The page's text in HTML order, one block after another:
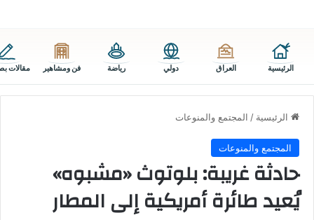
الرئيسية العراق دولي رياضة فن ومشاهير مقالات
الرئيسية / المجتمع والمنوعات
المجتمع والمنوعات
حادثة غريبة: بلوتوث «مشبوه»
يُعيد طائرة أمريكية إلى المطار